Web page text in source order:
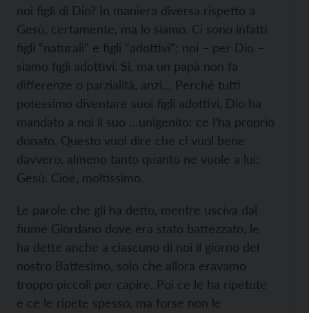
noi figli di Dio? In maniera diversa rispetto a
Gesù, certamente, ma lo siamo. Ci sono infatti
figli “naturali” e figli “adottivi”: noi – per Dio –
siamo figli adottivi. Sì, ma un papà non fa
differenze o parzialità, anzi… Perché tutti
potessimo diventare suoi figli adottivi, Dio ha
mandato a noi il suo …unigenito: ce l’ha proprio
donato. Questo vuol dire che ci vuol bene
davvero, almeno tanto quanto ne vuole a lui:
Gesù. Cioè, moltissimo.
Le parole che gli ha detto, mentre usciva dal
fiume Giordano dove era stato battezzato, le
ha dette anche a ciascuno di noi il giorno del
nostro Battesimo, solo che allora eravamo
troppo piccoli per capire. Poi ce le ha ripetute
e ce le ripete spesso, ma forse non le